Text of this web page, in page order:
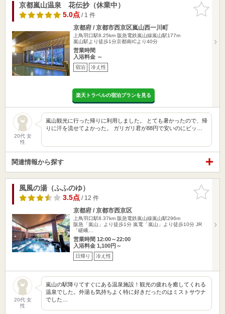
お気に入
りに追加
京都嵐山温泉 花伝抄（休業中）
5.0点/ 1 件
京都府 / 京都市西京区嵐山西一川町
上鳥羽口駅8.25km 阪急電鉄嵐山線嵐山駅177m
嵐山駅より徒歩1分京都南ICより40分
営業時間
入浴料金 ～
宿泊 冷え性
楽天トラベルの宿泊プランを見る
20代 女
性
嵐山観光に行った帰りに利用しました。 とても暑かったので、帰
りに汗を流せてよかった。 ガリガリ君が88円で安いのにビッ…
関連情報から探す
お気に入
りに追加
風風の湯（ふふのゆ）
3.5点/ 12 件
京都府 / 京都市西京区
上鳥羽口駅8.37km 阪急電鉄嵐山線嵐山駅296m
阪急「嵐山」より徒歩1分 嵐電「嵐山」より徒歩10分 JR
「嵯峨…
営業時間 12:00～22:00
入浴料金 1,100円～
日帰り 冷え性
20代 女
性
嵐山の駅降りてすぐにある温泉施設！観光の疲れを癒してくれる
温泉でした。外湯も気持ちよく特に好きだったのはミストサウナ
でした…